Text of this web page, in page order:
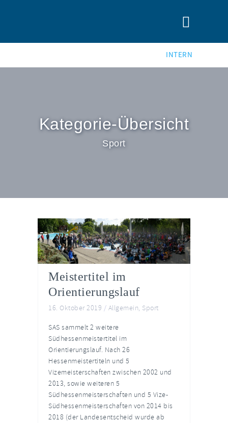
INTERN
Kategorie-Übersicht
Sport
Meistertitel im
Orientierungslauf
16. Oktober 2019 / Allgemein, Sport
SAS sammelt 2 weitere
Südhessenmeistertitel im
Orientierungslauf. Nach 26
Hessenmeistertiteln und 5
Vizemeisterschaften zwischen 2002 und
2013, sowie weiteren 5
Südhessenmeisterschaften und 5 Vize-
Südhessenmeisterschaften von 2014 bis
2018 (der Landesentscheid wurde ab